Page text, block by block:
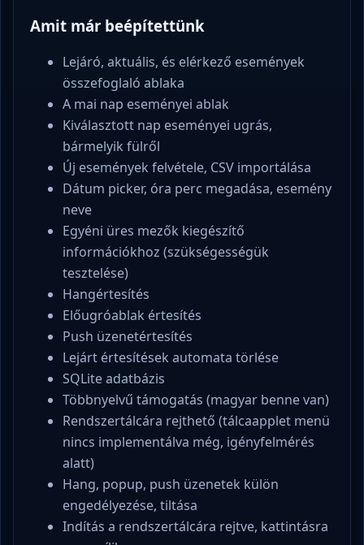
Amit már beépítettünk
Lejáró, aktuális, és elérkező események
összefoglaló ablaka
A mai nap eseményei ablak
Kiválasztott nap eseményei ugrás,
bármelyik fülről
Új események felvétele, CSV importálása
Dátum picker, óra perc megadása, esemény
neve
Egyéni üres mezők kiegészítő
információkhoz (szükségességük
tesztelése)
Hangértesítés
Előugróablak értesítés
Push üzenetértesítés
Lejárt értesítések automata törlése
SQLite adatbázis
Többnyelvű támogatás (magyar benne van)
Rendszertálcára rejthető (tálcaapplet menü
nincs implementálva még, igényfelmérés
alatt)
Hang, popup, push üzenetek külön
engedélyezése, tiltása
Indítás a rendszertálcára rejtve, kattintásra